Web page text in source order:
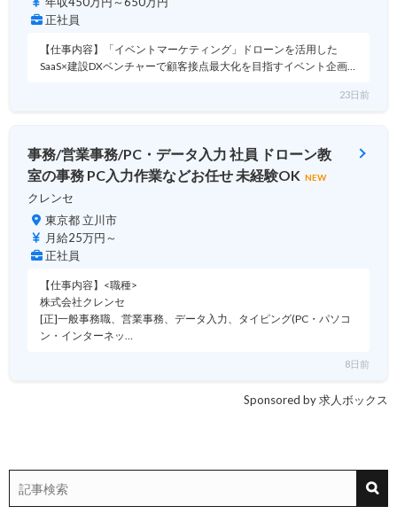
正社員
【仕事内容】「イベントマーケティング」ドローンを活用した
SaaS×建設DXベンチャーで顧客接点最大化を目指すイベント企画…
23日前
事務/営業事務/PC・データ入力 社員 ドローン教
室の事務 PC入力作業などお任せ 未経験OK NEW
クレンセ
東京都 立川市
月給25万円～
正社員
【仕事内容】<職種>
株式会社クレンセ
[正]一般事務職、営業事務、データ入力、タイピング(PC・パソコ
ン・インターネッ…
8日前
Sponsored by 求人ボックス